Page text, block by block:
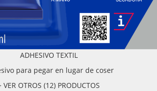
ADHESIVO TEXTIL
para pegar en lugar de coser
VER OTROS (12) PRODUCTOS